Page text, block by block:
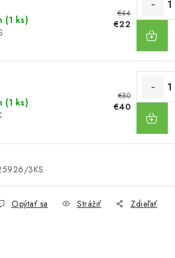
(1 ks)
€44
€22
(1 ks)
€80
€40
3KS
Opýtať sa Strážiť Zdieľať